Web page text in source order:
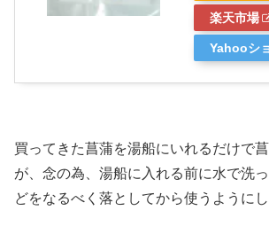
楽天市場
Yahooシ
買ってきた菖蒲を湯船にいれるだけで
が、念の為、湯船に入れる前に水で洗
どをなるべく落としてから使うようにし